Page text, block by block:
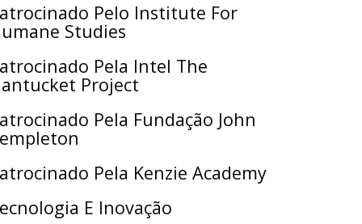
Pelo Institute For
Studies
Pela Intel The
Project
Pela Fundação John
Pela Kenzie Academy
E Inovação